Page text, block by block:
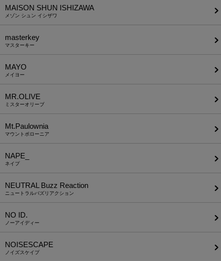
MAISON SHUN ISHIZAWA
メゾン シュン イシザワ
masterkey
マスターキー
MAYO
メイヨー
MR.OLIVE
ミスターオリーブ
Mt.Paulownia
マウントポローニア
NAPE_
ネイプ
NEUTRAL Buzz Reaction
ニュートラルバズリアクション
NO ID.
ノーアイディー
NOISESCAPE
ノイズスケイプ